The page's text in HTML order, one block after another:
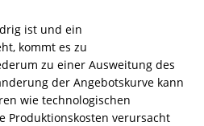
ist und ein
kommt es zu
zu einer Ausweitung des
der Angebotskurve kann
wie technologischen
Produktionskosten verursacht